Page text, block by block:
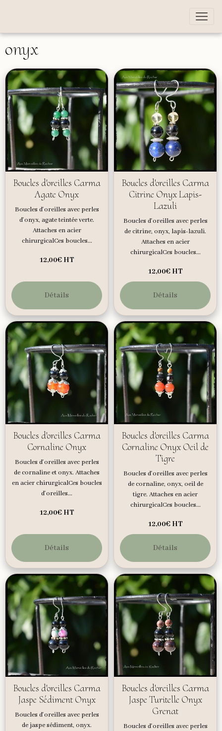
onyx
Boucles d'oreilles Carma
Agate Onyx
Boucles d'oreilles avec perles
d'onyx, agate teintée verte.
Attaches en acier
chirurgicalCes boucles...
12,00€HT
Détails
Boucles d'oreilles Carma
Citrine Onyx Lapis-
Lazuli
Boucles d'oreilles avec perles
de citrine, onyx, lapis-lazuli.
Attaches en acier
chirurgicalCes boucles...
12,00€HT
Détails
Boucles d'oreilles Carma
Cornaline Onyx
Boucles d'oreilles avec perles
de cornaline et onyx. Attaches
en acier chirurgicalCes boucles
d'oreilles...
12,00€HT
Détails
Boucles d'oreilles Carma
Cornaline Onyx Oeil de
Tigre
Boucles d'oreilles avec perles
de cornaline, onyx, oeil de
tigre. Attaches en acier
chirurgicalCes boucles...
12,00€HT
Détails
Boucles d'oreilles Carma
Jaspe Sédiment Onyx
Boucles d'oreilles avec perles
de jaspe sédiment, onyx.
Boucles d'oreilles Carma
Jaspe Turitelle Onyx
Grenat
Boucles d'oreilles avec perles